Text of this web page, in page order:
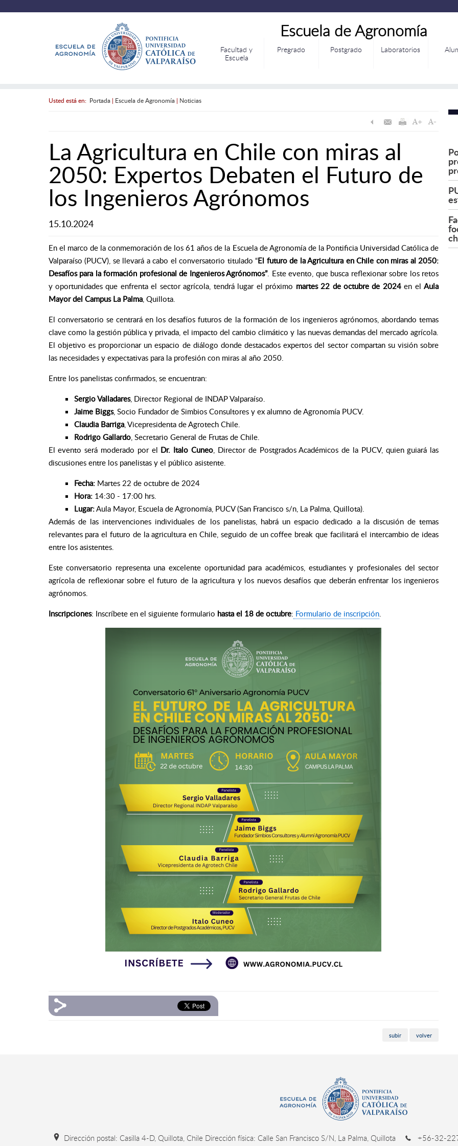
Escuela de Agronomía
Facultad y
Escuela
Pregrado Postgrado Laboratorios
Usted está en: Portada| Escuela de Agronomía| Noticias
La Agricultura en Chile con miras al
2050: Expertos Debaten el Futuro de
los Ingenieros Agrónomos
15.10.2024
En el marco de la conmemoración de los 61 años de la Escuela de Agronomía de la Pontificia Universidad Católica de
Valparaíso (PUCV), se llevará a cabo el conversatorio titulado“El futuro de la Agricultura en Chile con miras al 2050:
Desafíos para la formación profesional de Ingenieros Agrónomos”. Este evento, que busca reflexionar sobre los retos
y oportunidades que enfrenta el sector agrícola, tendrá lugar el próximo martes 22 de octubre de 2024en elAula
Mayor del Campus La Palma, Quillota.
El conversatorio se centrará en los desafíos futuros de la formación de los ingenieros agrónomos, abordando temas
clave como la gestión pública y privada, el impacto del cambio climático y las nuevas demandas del mercado agrícola.
El objetivo es proporcionar un espacio de diálogo donde destacados expertos del sector compartan su visión sobre
las necesidades y expectativas para la profesión con miras al año 2050.
Entre los panelistas confirmados, se encuentran:
Sergio Valladares, Director Regional de INDAP Valparaíso.
Jaime Biggs, Socio Fundador de Simbios Consultores y ex alumno de Agronomía PUCV.
Claudia Barriga, Vicepresidenta de Agrotech Chile.
Rodrigo Gallardo, Secretario General de Frutas de Chile.
El evento será moderado por el Dr. Italo Cuneo, Director de Postgrados Académicos de la PUCV, quien guiará las
discusiones entre los panelistas y el público asistente.
Fecha:Martes 22 de octubre de 2024
Hora:14:30 - 17:00 hrs.
Lugar:Aula Mayor, Escuela de Agronomía, PUCV (San Francisco s/n, La Palma, Quillota).
Además de las intervenciones individuales de los panelistas, habrá un espacio dedicado a la discusión de temas
relevantes para el futuro de la agricultura en Chile, seguido de un coffee break que facilitará el intercambio de ideas
entre los asistentes.
Este conversatorio representa una excelente oportunidad para académicos, estudiantes y profesionales del sector
agrícola de reflexionar sobre el futuro de la agricultura y los nuevos desafíos que deberán enfrentar los ingenieros
agrónomos.
Inscripciones: Inscríbete en el siguiente formulario hasta el 18 de octubre: Formulario de inscripción.
subir volver
Dirección postal: Casilla 4-D, Quillota, Chile Dirección física: Calle San Francisco S/N, La Palma, Quillota +56-32-